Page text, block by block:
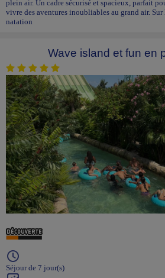
plein air. Un cadre sécurisé et spacieux, parfait
vivre des aventures inoubliables au grand air.
natation
Wave island et fun en
Séjour de 7 jour(s)